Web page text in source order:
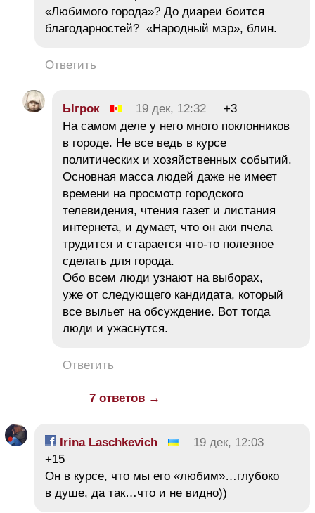
«Любимого города»? До диареи боится
благодарностей? «Народный мэр», блин.
Ответить
Ыгрок 19 дек, 12:32
+3
На самом деле у него много поклонников
в городе. Не все ведь в курсе
политических и хозяйственных событий.
Основная масса людей даже не имеет
времени на просмотр городского
телевидения, чтения газет и листания
интернета, и думает, что он аки пчела
трудится и старается что-то полезное
сделать для города.
Обо всем люди узнают на выборах,
уже от следующего кандидата, который
все выльет на обсуждение. Вот тогда
люди и ужаснутся.
Ответить
7 ответов →
Irina Laschkevich
19 дек, 12:03
+15
Он в курсе, что мы его «любим»…глубоко
в душе, да так…что и не видно))